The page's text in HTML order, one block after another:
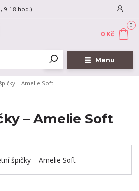
Menu
9-18 hod.)
0
0 Kč
– Amelie Soft
– Amelie Soft